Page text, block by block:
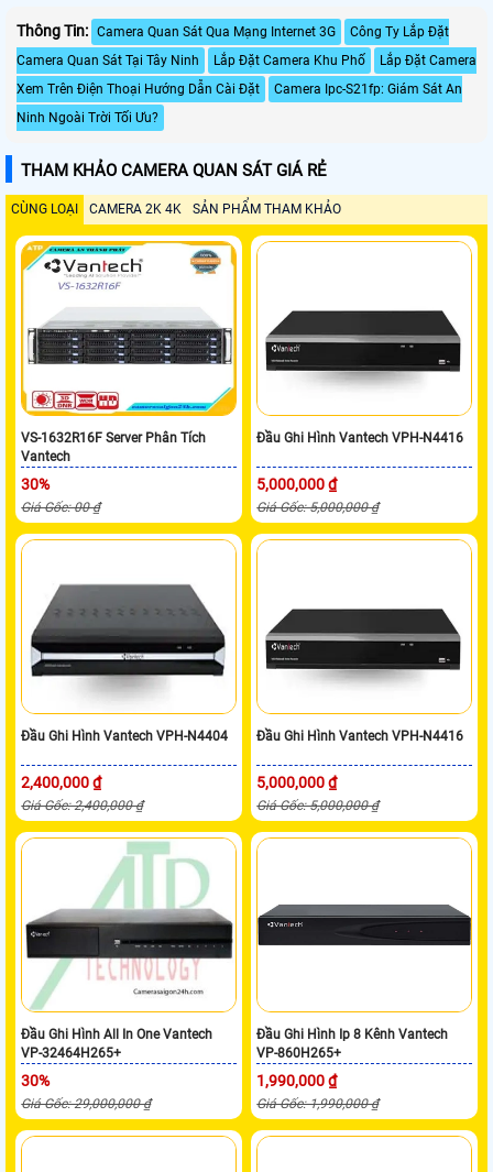
Thông Tin: Camera Quan Sát Qua Mạng Internet 3G
Công Ty Lắp Đặt
Camera Quan Sát Tại Tây Ninh
Lắp Đặt Camera Khu Phố
Lắp Đặt Camera
Xem Trên Điện Thoại Hướng Dẫn Cài Đặt
Camera Ipc-S21fp: Giám Sát An
Ninh Ngoài Trời Tối Ưu?
THAM KHẢO CAMERA QUAN SÁT GIÁ RẺ
CÙNG LOẠI CAMERA 2K 4K SẢN PHẨM THAM KHẢO
VS-1632R16F Server Phân Tích
Vantech
30%
Giá Gốc: 00 ₫
Đầu Ghi Hình Vantech VPH-N4416
5,000,000 ₫
Giá Gốc: 5,000,000 ₫
Đầu Ghi Hình Vantech VPH-N4404
2,400,000 ₫
Giá Gốc: 2,400,000 ₫
Đầu Ghi Hình Vantech VPH-N4416
5,000,000 ₫
Giá Gốc: 5,000,000 ₫
Đầu Ghi Hình All In One Vantech
VP-32464H265+
30%
Giá Gốc: 29,000,000 ₫
Đầu Ghi Hình Ip 8 Kênh Vantech
VP-860H265+
1,990,000 ₫
Giá Gốc: 1,990,000 ₫